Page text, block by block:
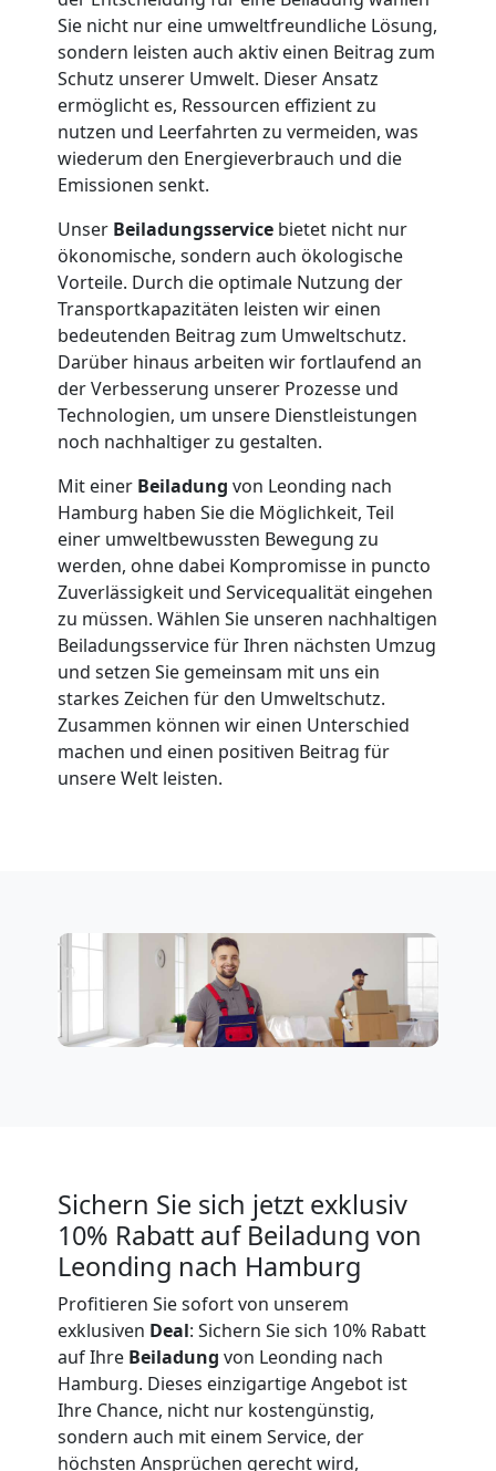
Sie nicht nur eine umweltfreundliche Lösung,
sondern leisten auch aktiv einen Beitrag zum
Schutz unserer Umwelt. Dieser Ansatz
ermöglicht es, Ressourcen effizient zu
nutzen und Leerfahrten zu vermeiden, was
wiederum den Energieverbrauch und die
Emissionen senkt.
Unser Beiladungsservice bietet nicht nur
ökonomische, sondern auch ökologische
Vorteile. Durch die optimale Nutzung der
Transportkapazitäten leisten wir einen
bedeutenden Beitrag zum Umweltschutz.
Darüber hinaus arbeiten wir fortlaufend an
der Verbesserung unserer Prozesse und
Technologien, um unsere Dienstleistungen
noch nachhaltiger zu gestalten.
Mit einer Beiladung von Leonding nach
Hamburg haben Sie die Möglichkeit, Teil
einer umweltbewussten Bewegung zu
werden, ohne dabei Kompromisse in puncto
Zuverlässigkeit und Servicequalität eingehen
zu müssen. Wählen Sie unseren nachhaltigen
Beiladungsservice für Ihren nächsten Umzug
und setzen Sie gemeinsam mit uns ein
starkes Zeichen für den Umweltschutz.
Zusammen können wir einen Unterschied
machen und einen positiven Beitrag für
unsere Welt leisten.
Sichern Sie sich jetzt exklusiv
10% Rabatt auf Beiladung von
Leonding nach Hamburg
Profitieren Sie sofort von unserem
exklusiven Deal: Sichern Sie sich 10% Rabatt
auf Ihre Beiladung von Leonding nach
Hamburg. Dieses einzigartige Angebot ist
Ihre Chance, nicht nur kostengünstig,
sondern auch mit einem Service, der
höchsten Ansprüchen gerecht wird,
Leonding
Tresortransport
Leonding
Umzug
für
Senioren
Leonding
Fernumzug
Leonding
Firmenumzug
Leonding
Expressumzug
Leonding
Kleiner
Umzug
Leonding